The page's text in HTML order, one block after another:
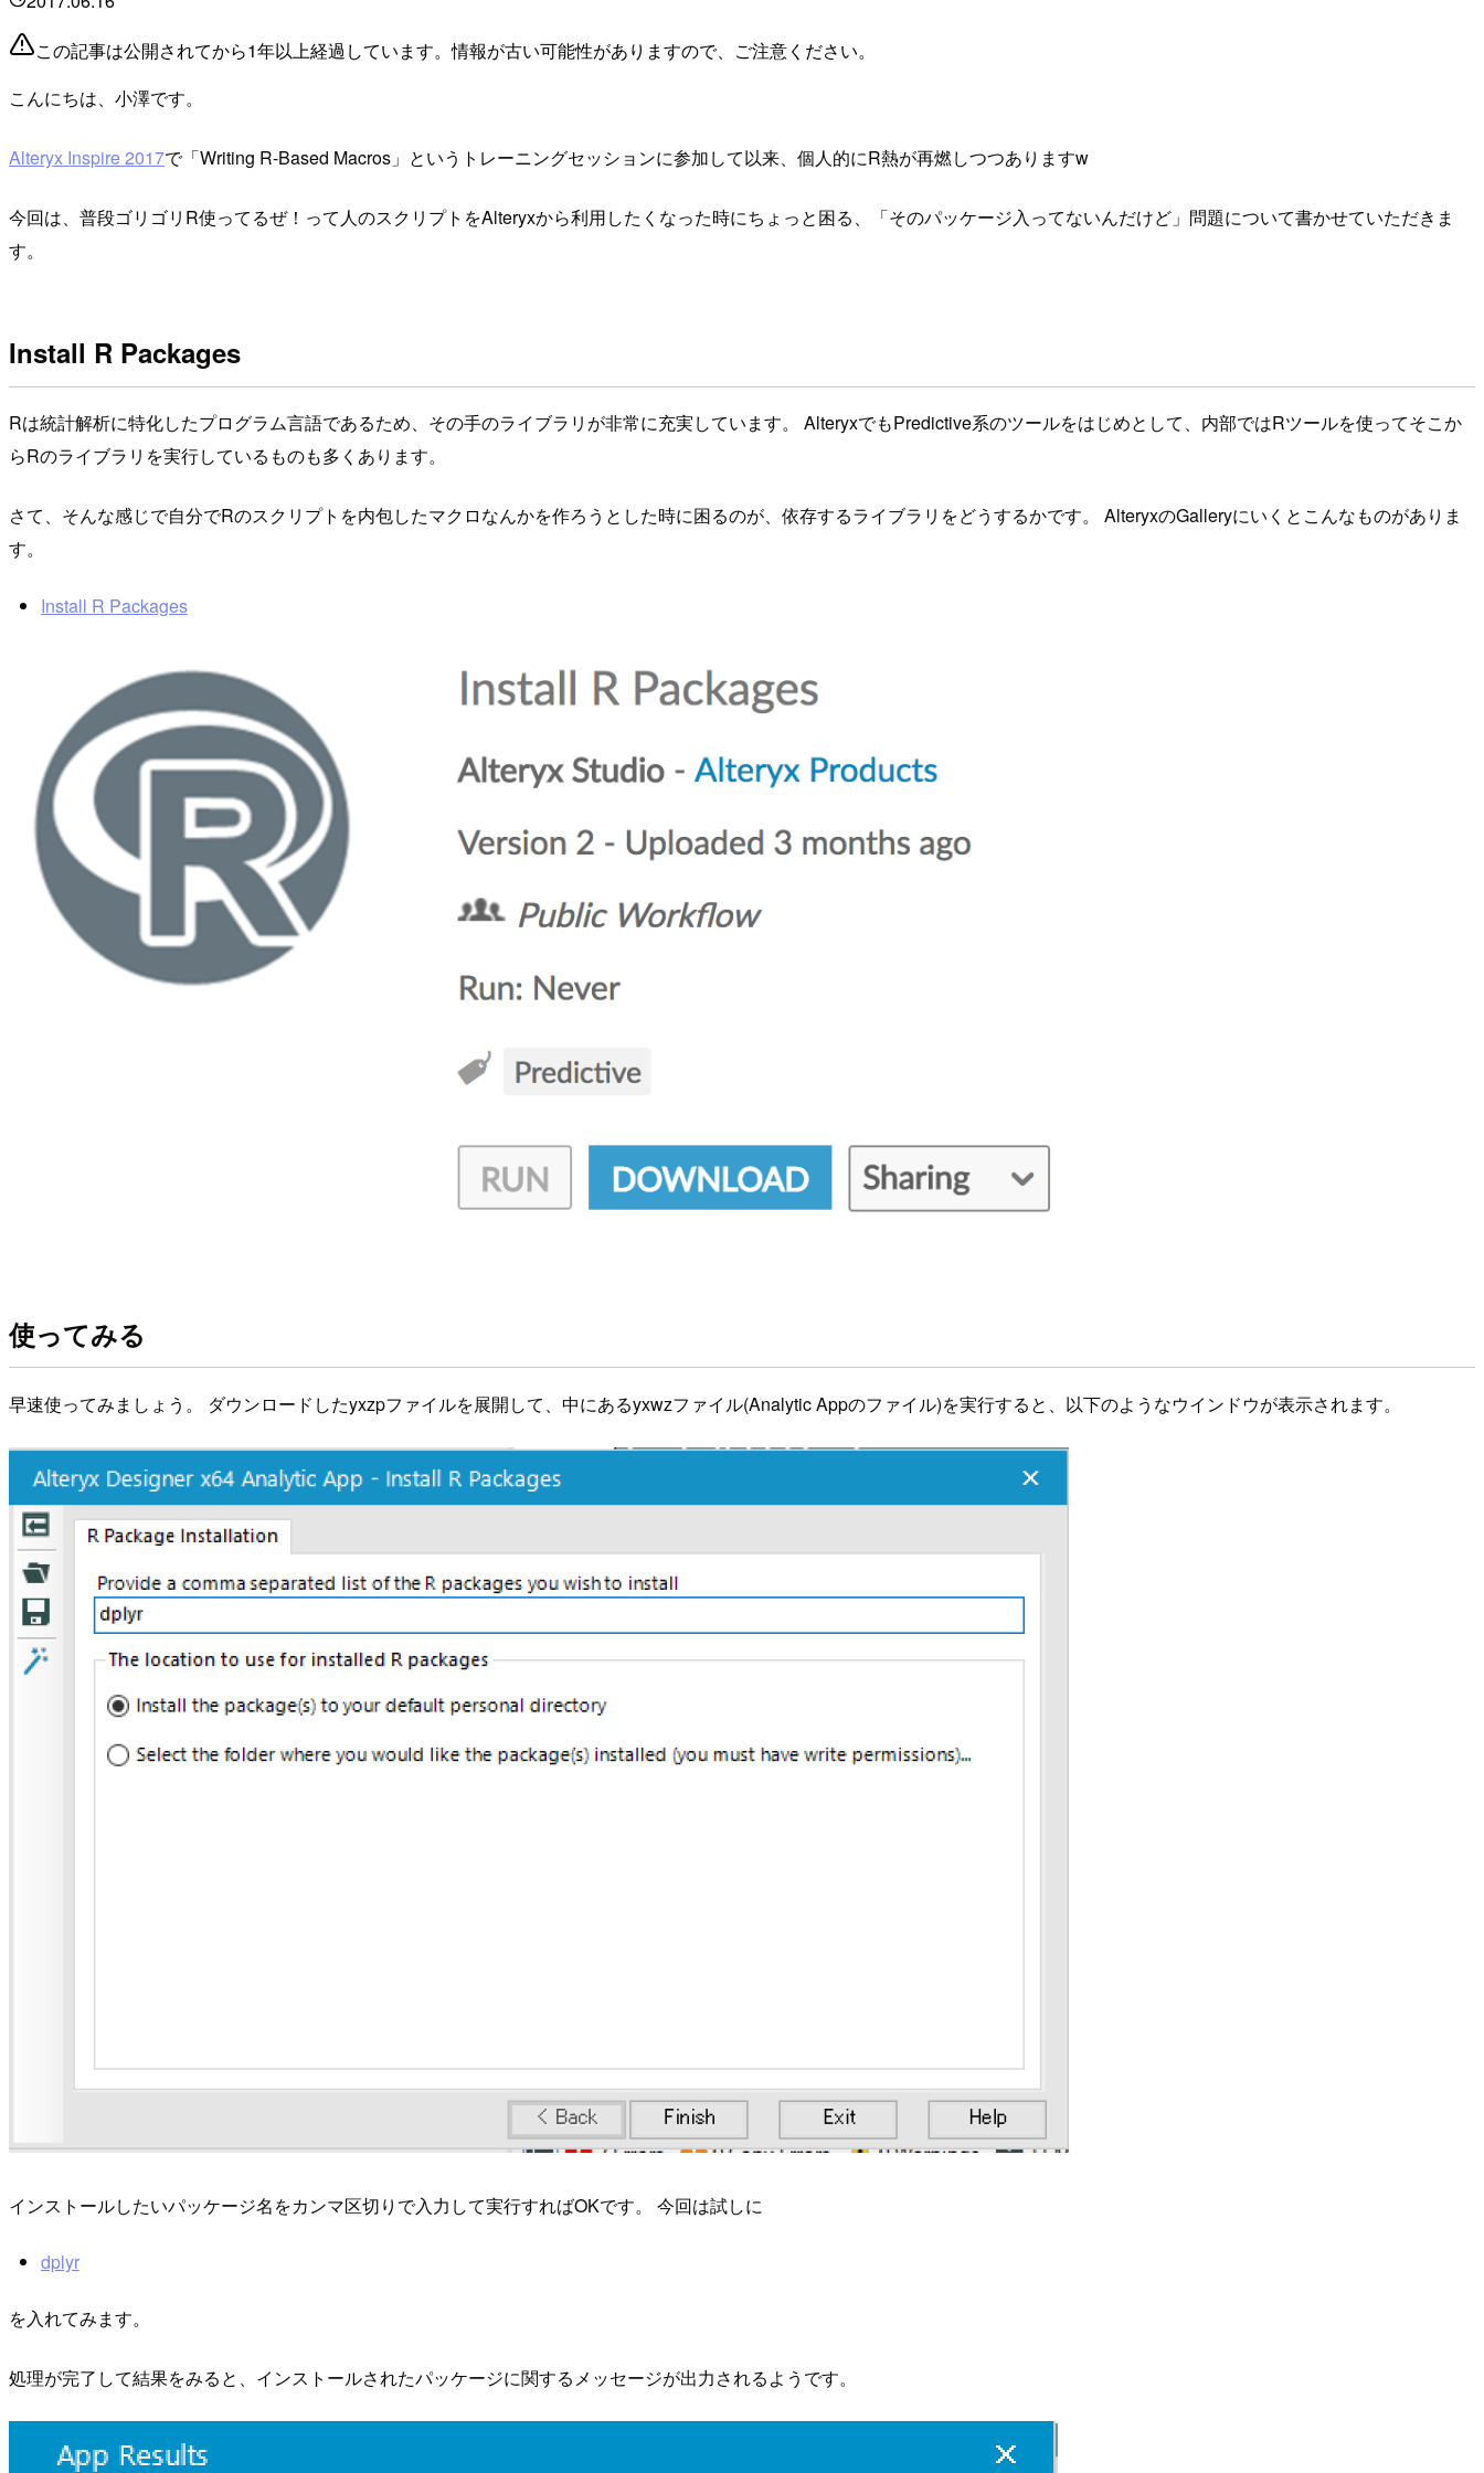
この記事は公開されてから1年以上経過しています。情報が古い可能性がありますので、ご注意ください。
こんにちは、小澤です。
Alteryx Inspire 2017で「Writing R-Based Macros」というトレーニングセッションに参加して以来、個人的にR熱が再燃しつつありますw
今回は、普段ゴリゴリR使ってるぜ！って人のスクリプトをAlteryxから利用したくなった時にちょっと困る、「そのパッケージ入ってないんだけど」問題について書かせていただきま
す。
Install R Packages
Rは統計解析に特化したプログラム言語であるため、その手のライブラリが非常に充実しています。 AlteryxでもPredictive系のツールをはじめとして、内部ではRツールを使ってそこか
らRのライブラリを実行しているものも多くあります。
さて、そんな感じで自分でRのスクリプトを内包したマクロなんかを作ろうとした時に困るのが、依存するライブラリをどうするかです。 AlteryxのGalleryにいくとこんなものがありま
す。
Install R Packages
使ってみる
早速使ってみましょう。 ダウンロードしたyxzpファイルを展開して、中にあるyxwzファイル(Analytic Appのファイル)を実行すると、以下のようなウインドウが表示されます。
インストールしたいパッケージ名をカンマ区切りで入力して実行すればOKです。 今回は試しに
dplyr
を入れてみます。
処理が完了して結果をみると、インストールされたパッケージに関するメッセージが出力されるようです。